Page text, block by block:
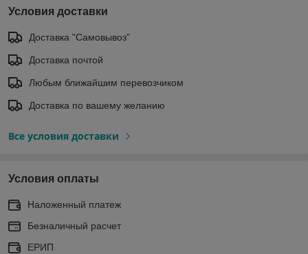
Условия доставки
Доставка "Самовывоз"
Доставка почтой
Любым ближайшим перевозчиком
Доставка по вашему желанию
Все условия доставки
Условия оплаты
Наложенный платеж
Безналичный расчет
ЕРИП